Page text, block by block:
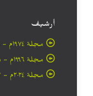
أرشيف
مجلة ۱۹۷٤م - ١٩٥٩م
مجلة ۱۹۹٦م - ۱۹۷۵م
مجلة ۲۰۲٤م - ۱۹۹۷م